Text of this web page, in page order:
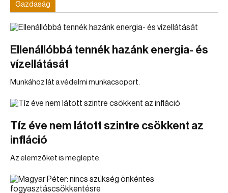
Gazdaság
Ellenállóbbá tennék hazánk energia- és
vízellátását
Munkához lát a védelmi munkacsoport.
Tíz éve nem látott szintre csökkent az
infláció
Az elemzőket is meglepte.